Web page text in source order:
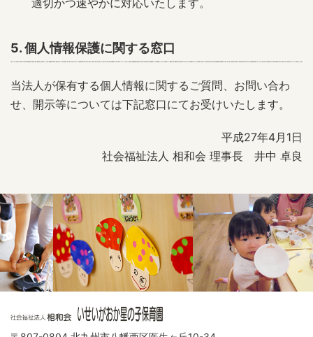
適切かつ速やかに対応いたします。
5. 個人情報保護に関する窓口
当法人が保有する個人情報に関するご質問、お問い合わ
せ、開示等については下記窓口にてお受けいたします。
平成27年4月1日
社会福祉法人 相和会 理事長 井中 卓良